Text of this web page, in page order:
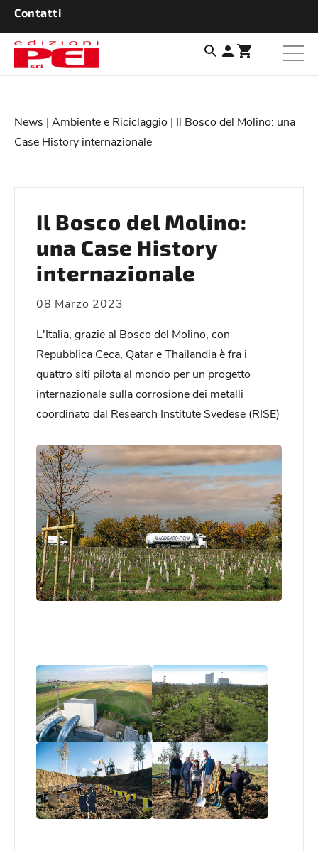
Contatti
News | Ambiente e Riciclaggio | Il Bosco del Molino: una
Case History internazionale
Il Bosco del Molino:
una Case History
internazionale
08 Marzo 2023
L'Italia, grazie al Bosco del Molino, con
Repubblica Ceca, Qatar e Thailandia è fra i
quattro siti pilota al mondo per un progetto
internazionale sulla corrosione dei metalli
coordinato dal Research Institute Svedese (RISE)